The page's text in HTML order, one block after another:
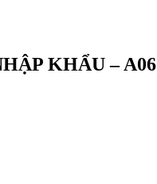
KHẨU – A06